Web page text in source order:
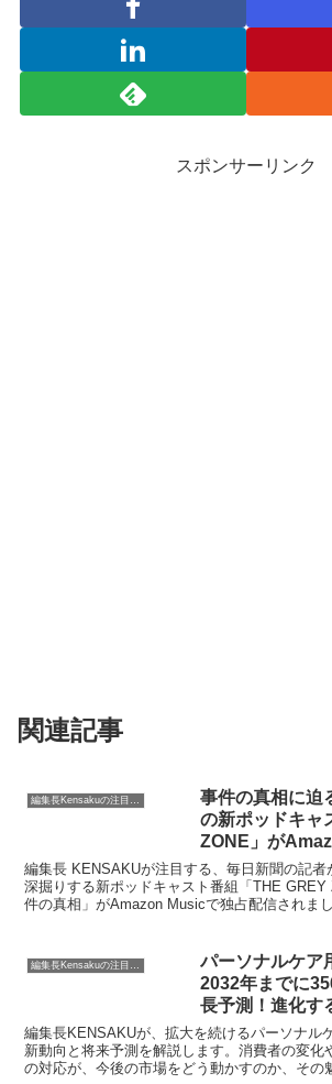
スポンサーリンク
関連記事
編集長Kensakuの注目ネタ
事件の真相に迫
の新ポッドキャ
ZONE」が
配信開始
編集長 KENSAKUが注目する、毎日新聞の記者
深掘りする新ポッドキャスト番組「THE
件の真相」がAmazon Musicで独占配信されま
パーソナルケア
2032年までに
長予測！進化す
ナビリティが鍵
編集長KENSAKUが、拡大を続けるパーソナル
新動向と将来予測を解説します。消費者の変化
の対応が、今後の市場をどう動かすのか、その